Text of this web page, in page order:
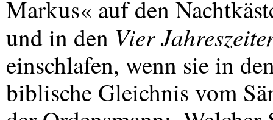
Markus« auf den
und in den Vier
einschlafen, wenn sie in
biblische Gleichnis vom